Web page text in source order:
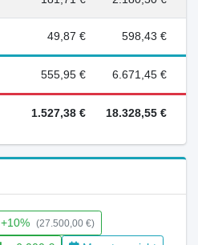
49,87 € 598,43 €
555,95 € 6.671,45 €
1.527,38 € 18.328,55 €
+10% (27.500,00 €)